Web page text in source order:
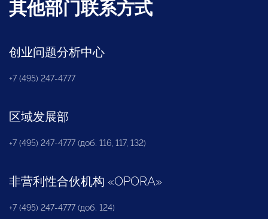
其他部门联系方式
创业问题分析中心
+7 (495) 247-4777
区域发展部
+7 (495) 247-4777 (доб. 116, 117, 132)
非营利性合伙机构 «OPORA»
+7 (495) 247-4777 (доб. 124)